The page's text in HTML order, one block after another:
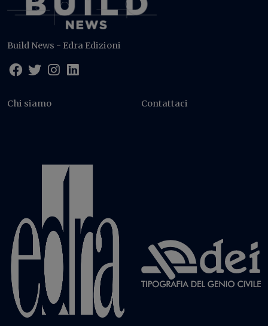
Build News - Edra Edizioni
Chi siamo Contattaci